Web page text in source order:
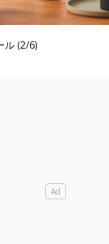
ル (2/6)